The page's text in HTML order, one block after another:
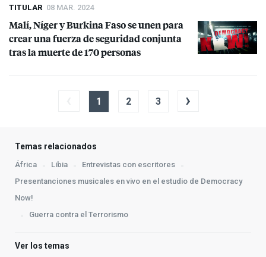
TITULAR 08 MAR. 2024
Malí, Níger y Burkina Faso se unen para
crear una fuerza de seguridad conjunta
tras la muerte de 170 personas
1 2 3 ›
Temas relacionados
África Libia
Entrevistas con escritores
Presentanciones musicales en vivo en el estudio de Democracy
Now!
Guerra contra el Terrorismo
Ver los temas